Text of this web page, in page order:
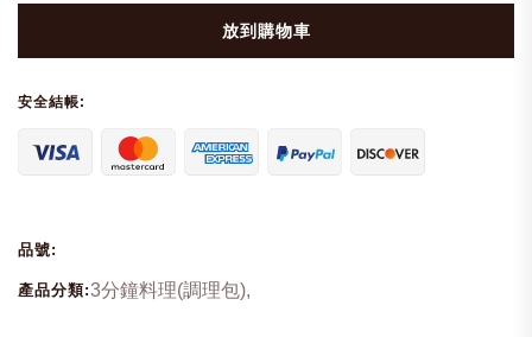
放到購物車
安全結帳:
品號:
產品分類:3分鐘料理(調理包),